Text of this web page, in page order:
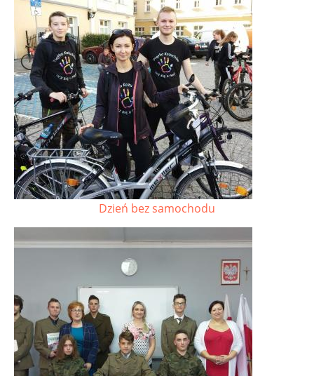
Dzień bez samochodu